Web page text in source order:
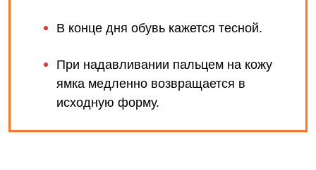
В конце дня обувь кажется тесной.
При надавливании пальцем на кожу
ямка медленно возвращается в
исходную форму.